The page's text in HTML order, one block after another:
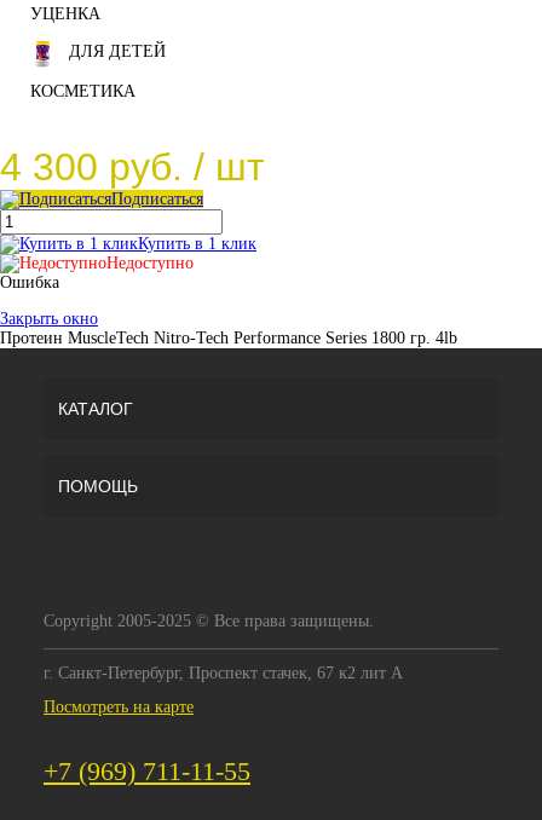
УЦЕНКА
ДЛЯ ДЕТЕЙ
КОСМЕТИКА
4 300 руб. / шт
Подписаться
Купить в 1 клик
Недоступно
Ошибка
Закрыть окно
Протеин MuscleTech Nitro-Tech Performance Series 1800 гр. 4lb
КАТАЛОГ
ПОМОЩЬ
Copyright 2005-2025 © Все права защищены.
г. Санкт-Петербург, Проспект стачек, 67 к2 лит А
Посмотреть на карте
+7 (969) 711-11-55